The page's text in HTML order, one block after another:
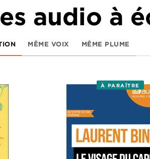
audio à
MÊME VOIX MÊME PLUME
À PARAÎTRE